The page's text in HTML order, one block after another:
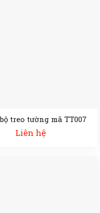
treo tường mã TT007
Liên hệ